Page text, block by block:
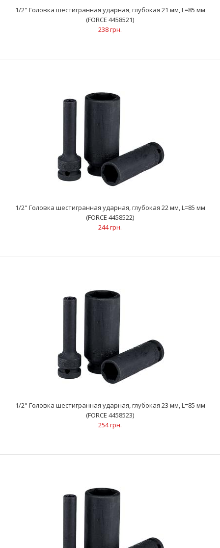
1/2" Головка шестигранная ударная, глубокая 21 мм, L=85 мм
(FORCE 4458521)
238 грн.
(FORCE 4458522)
1/2" Головка шестигранная ударная, глубокая 23 мм, L=85 мм
(FORCE 4458523)
254 грн.
1/2" Головка шестигранная ударная, глубокая 21 мм, L=85 мм
(FORCE 4458521)
238 грн.
1/2" Головка шестигранная ударная, глубокая 22 мм, L=85 мм
(FORCE 4458522)
244 грн.
1/2" Головка шестигранная ударная, глубокая 23 мм, L=85 мм
(FORCE 4458523)
254 грн.